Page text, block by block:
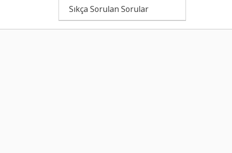
Sıkça Sorulan Sorular